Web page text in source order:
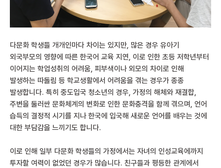
다문화 학생들 개개인마다 차이는 있지만, 많은 경우 유아기
외국부모의 영향에 따른 한국어 교육 지연, 이로 인한 초등 저학년부터
이어지는 학업성취의 어려움, 피부색이나 외모의 차이로 인해
발생하는 따돌림 등 학교생활에서 어려움을 겪는 경우가 종종
발생합니다. 특히 중도입국 청소년의 경우, 가정의 해체와 재결합,
주변을 둘러싼 문화체계의 변화로 인한 문화충격을 함께 겪으며, 언어
습득의 결정적 시기를 지나 한국에 입국해 새로운 언어를 배우는 것에
대한 부담감을 느끼기도 합니다.
이로 인해 일부 다문화 학생들의 가정에서는 자녀의 인성교육에까지
투자할 여력이 없었던 경우가 많습니다. 친구들과 평등한 관계에서